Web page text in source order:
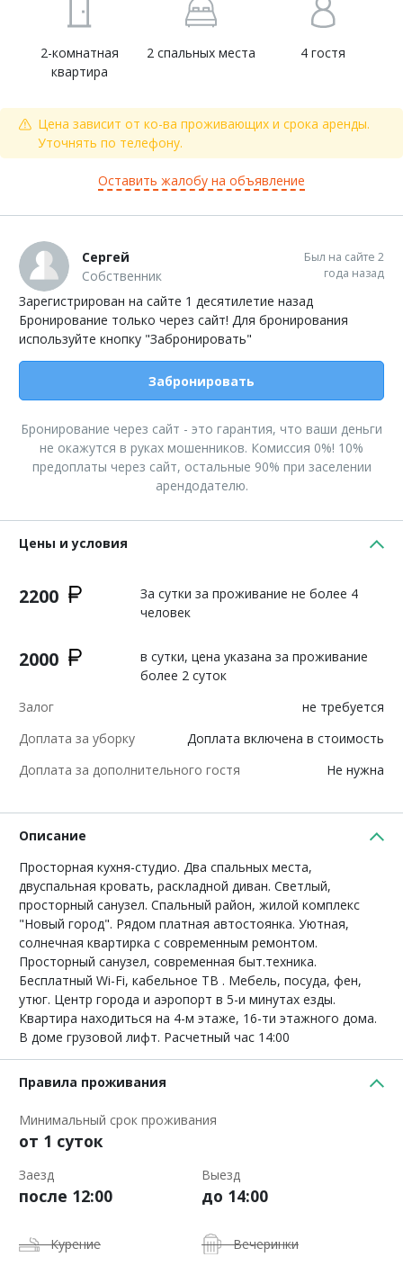
2-комнатная
квартира
2 спальных места 4 гостя
Цена зависит от ко-ва проживающих и срока аренды.
Уточнять по телефону.
Оставить жалобу на объявление
Сергей
Собственник
Был на сайте 2
года назад
Зарегистрирован на сайте 1 десятилетие назад
Бронирование только через сайт! Для бронирования
используйте кнопку "Забронировать"
Забронировать
Бронирование через сайт - это гарантия, что ваши деньги
не окажутся в руках мошенников. Комиссия 0%! 10%
предоплаты через сайт, остальные 90% при заселении
арендодателю.
Цены и условия
2200
За сутки за проживание не более 4
человек
2000
в сутки, цена указана за проживание
более 2 суток
Залог
не требуется
Доплата за уборку
Доплата включена в стоимость
Доплата за дополнительного гостя
Не нужна
Описание
Просторная кухня-студио. Два спальных места,
двуспальная кровать, раскладной диван. Светлый,
просторный санузел. Спальный район, жилой комплекс
"Новый город". Рядом платная автостоянка. Уютная,
солнечная квартирка с современным ремонтом.
Просторный санузел, современная быт.техника.
Бесплатный Wi-Fi, кабельное ТВ . Мебель, посуда, фен,
утюг. Центр города и аэропорт в 5-и минутах езды.
Квартира находиться на 4-м этаже, 16-ти этажного дома.
В доме грузовой лифт. Расчетный час 14:00
Правила проживания
Минимальный срок проживания
от 1 суток
Заезд
после 12:00
Выезд
до 14:00
Курение
Вечеринки